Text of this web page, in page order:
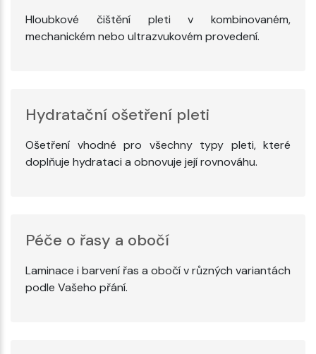
Hloubkové čištění pleti v kombinovaném,
mechanickém nebo ultrazvukovém provedení.
Hydratační ošetření pleti
Ošetření vhodné pro všechny typy pleti, které
doplňuje hydrataci a obnovuje její rovnováhu.
Péče o řasy a obočí
Laminace i barvení řas a obočí v různých variantách
podle Vašeho přání.